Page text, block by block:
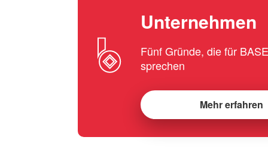
Unternehmen
Fünf Gründe, die für
sprechen
Mehr erfahren